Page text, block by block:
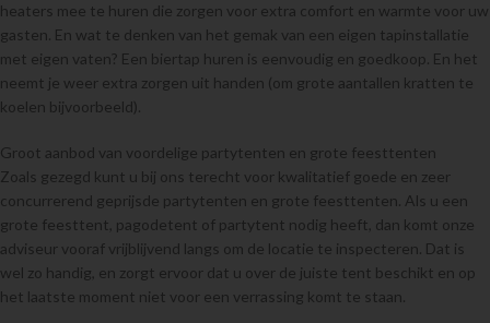
heaters mee te huren die zorgen voor extra comfort en warmte voor uw
gasten. En wat te denken van het gemak van een eigen tapinstallatie
met eigen vaten? Een biertap huren is eenvoudig en goedkoop. En het
neemt je weer extra zorgen uit handen (om grote aantallen kratten te
koelen bijvoorbeeld).
Groot aanbod van voordelige partytenten en grote feesttenten
Zoals gezegd kunt u bij ons terecht voor kwalitatief goede en zeer
concurrerend geprijsde partytenten en grote feesttenten. Als u een
grote feesttent, pagodetent of partytent nodig heeft, dan komt onze
adviseur vooraf vrijblijvend langs om de locatie te inspecteren. Dat is
wel zo handig, en zorgt ervoor dat u over de juiste tent beschikt en op
het laatste moment niet voor een verrassing komt te staan.